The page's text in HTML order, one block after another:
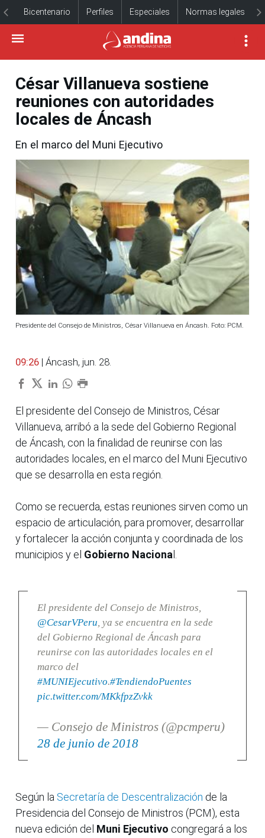
Bicentenario Perfiles Especiales Normas legales
César Villanueva sostiene
reuniones con autoridades
locales de Áncash
En el marco del Muni Ejecutivo
Presidente del Consejo de Ministros, César Villanueva en Áncash. Foto: PCM.
09:26 | Áncash, jun. 28.
El presidente del Consejo de Ministros, César
Villanueva, arribó a la sede del Gobierno Regional
de Áncash, con la finalidad de reunirse con las
autoridades locales, en el marco del Muni Ejecutivo
que se desarrolla en esta región.
Como se recuerda, estas reuniones sirven como un
espacio de articulación, para promover, desarrollar
y fortalecer la acción conjunta y coordinada de los
municipios y el Gobierno Naciona
El presidente del Consejo de Ministros,
@CesarVPeru , ya se encuentra en la sede
del Gobierno Regional de Áncash para
reunirse con las autoridades locales en el
marco del
#MUNIEjecutivo.#TendiendoPuentes
pic.twitter.com/MKkfpzZvkk
— Consejo de Ministros (@pcmperu)
28 de junio de 2018
Según la Secretaría de Descentralización de la
Presidencia del Consejo de Ministros (PCM), esta
nueva edición del Muni Ejecutivo congregará a los